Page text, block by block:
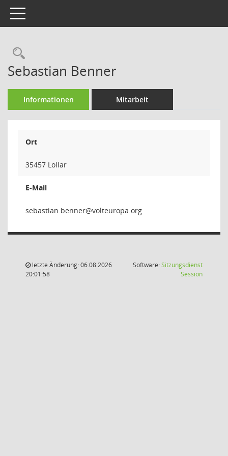
Toggle navigation
Rechercheauswahl
Sebastian Benner
Informationen Mitarbeit
Ort
35457 Lollar
E-Mail
renneb.n
letzte Änderung: 06.08.2026
20:01:58
Software:Sitzungsdienst
Session(Wird in